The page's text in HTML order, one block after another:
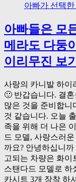
아빠가 선택
아빠들은 모
메라도 다둥
이리무진 보
사랑의 카니발 하이
🙂 반갑습니다. 결
많은 것을 준비합니
것 같습니다. 오늘
족을 위해 더 나은
드 모델, 사랑스러
까요? 안녕하십니
고되는 차량은 화이
스탠다드 모델로 하
카시트 3개 장착 하